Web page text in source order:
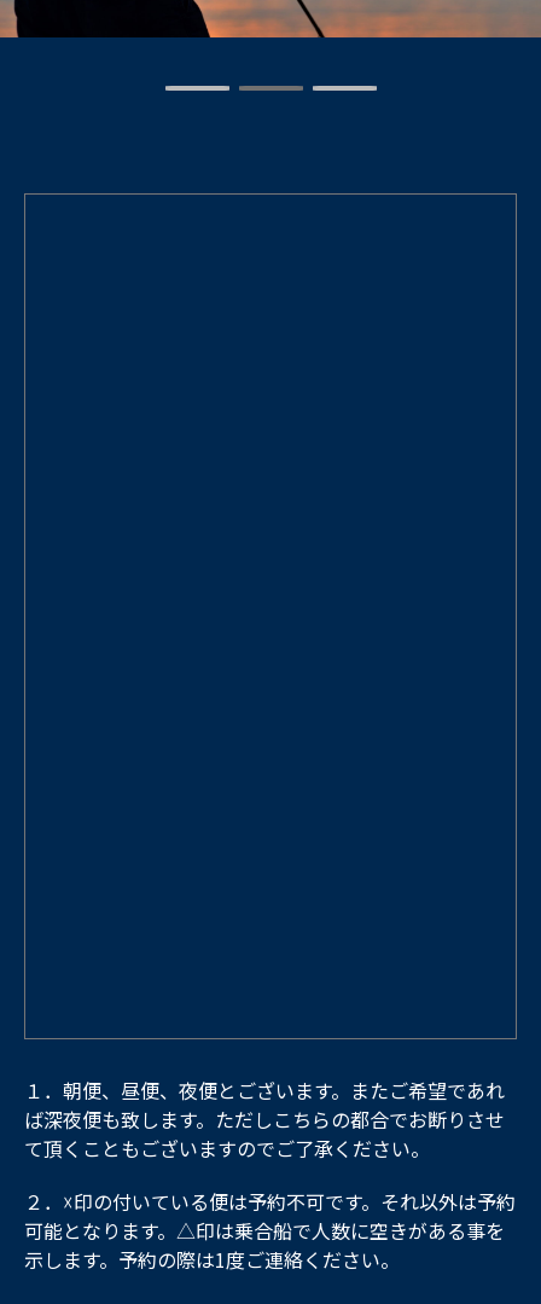
１．朝便、昼便、夜便とございます。またご希望であれ
ば深夜便も致します。ただしこちらの都合でお断りさせ
て頂くこともございますのでご了承ください。
２．☓印の付いている便は予約不可です。それ以外は予約
可能となります。△印は乗合船で人数に空きがある事を
示します。予約の際は1度ご連絡ください。